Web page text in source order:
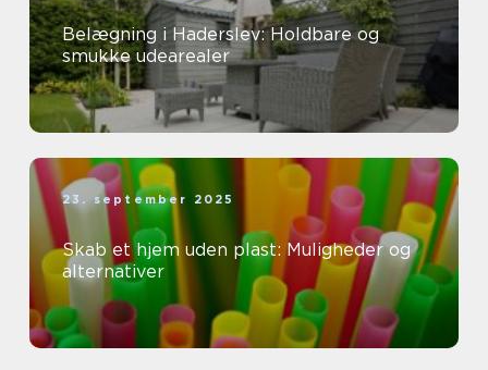
Belægning i Haderslev: Holdbare og
smukke udearealer
23. september 2025
Skab et hjem uden plast: Muligheder og
alternativer